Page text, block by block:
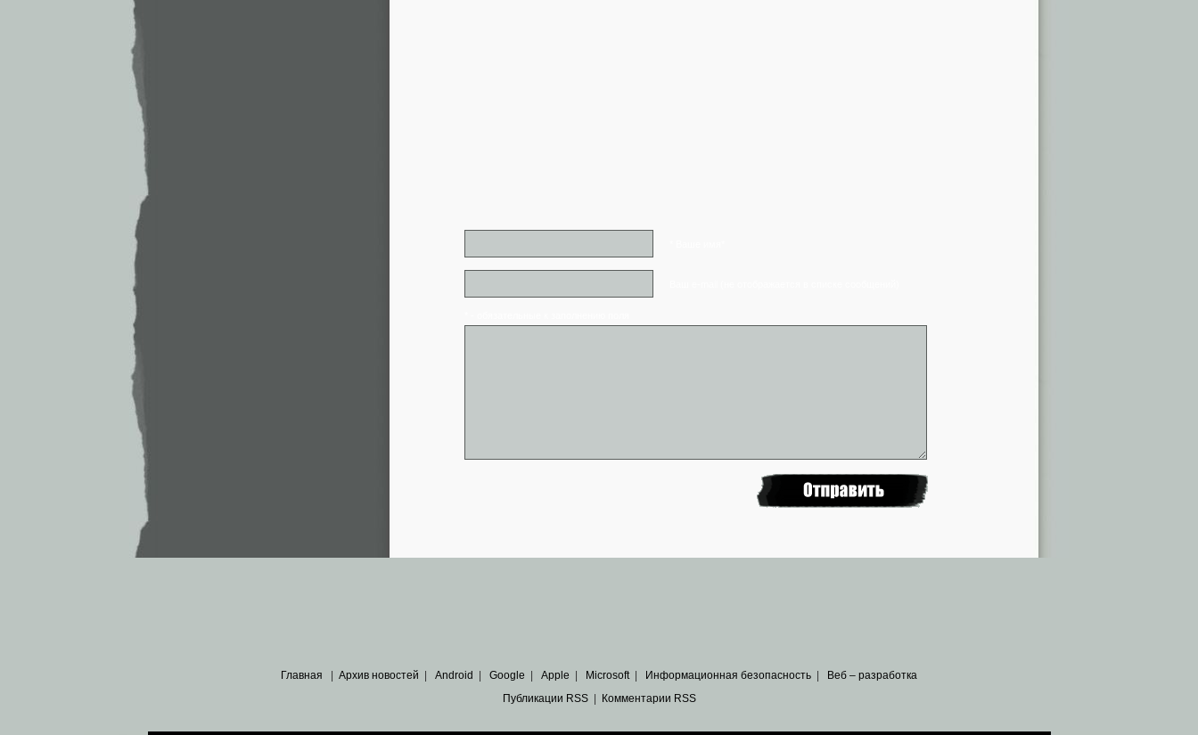
Главная | Архив новостей | Android | Google | Apple | Microsoft | Информационная безопасность | Веб – разработка
Публикации RSS| Комментарии RSS